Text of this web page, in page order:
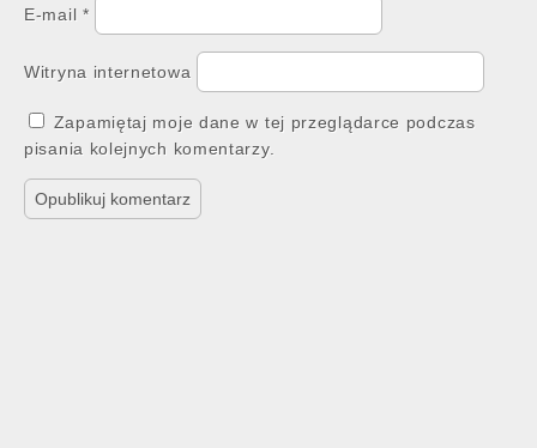
E-mail *
Witryna internetowa
Zapamiętaj moje dane w tej przeglądarce podczas
pisania kolejnych komentarzy.